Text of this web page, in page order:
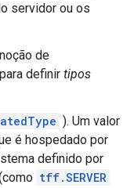
servidor ou os
de
definir tipos
). Um valor
é hospedado por
definido por
tff.SERVER